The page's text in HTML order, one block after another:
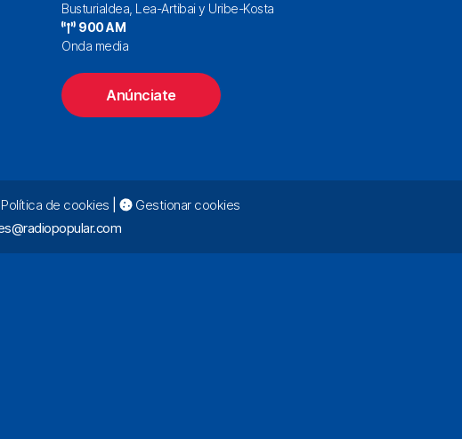
Busturialdea, Lea-Artibai y Uribe-Kosta
900 AM
Onda media
Anúnciate
Política de cookies
Gestionar cookies